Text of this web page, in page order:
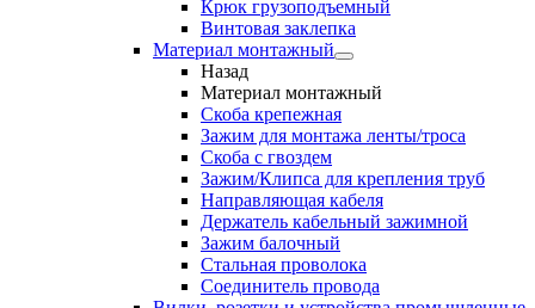
Крюк грузоподъемный
Винтовая заклепка
Материал монтажный
Назад
Материал монтажный
Скоба крепежная
Зажим для монтажа ленты/троса
Скоба с гвоздем
Зажим/Клипса для крепления труб
Направляющая кабеля
Держатель кабельный зажимной
Зажим балочный
Стальная проволока
Соединитель провода